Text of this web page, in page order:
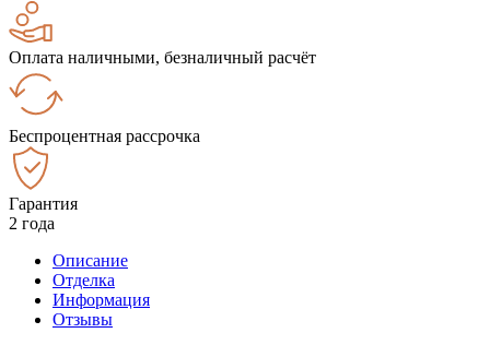
Оплата наличными, безналичный расчёт
Беспроцентная рассрочка
Гарантия
2 года
Описание
Отделка
Информация
Отзывы